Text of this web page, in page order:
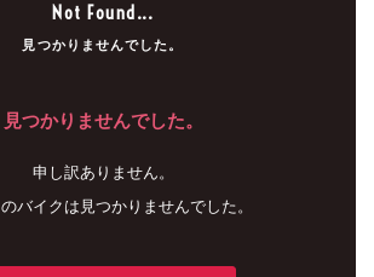
Not Found...
見つかりませんでした。
見つかりませんでした。
申し訳ありません。
バイクは見つかりませんでした。